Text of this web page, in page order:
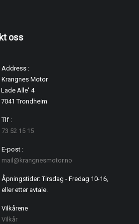
oss
Address :
Krangnes Motor
Lade Alle' 4
7041 Trondheim
Tlf :
73 52 15 15
E-post :
mail@krangnesmotor.no
Åpningstider: Tirsdag - Fredag 10-16,
eller etter avtale.
Vilkårene
Vilkår